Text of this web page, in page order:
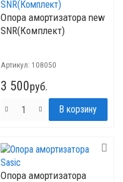
Опора амортизатора new
SNR(Комплект)
Артикул: 108050
3 500руб.
Опора амортизатора